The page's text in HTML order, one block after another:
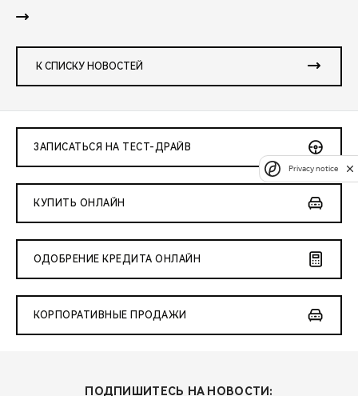
К СПИСКУ НОВОСТЕЙ
ЗАПИСАТЬСЯ НА ТЕСТ-ДРАЙВ
КУПИТЬ ОНЛАЙН
ОДОБРЕНИЕ КРЕДИТА ОНЛАЙН
КОРПОРАТИВНЫЕ ПРОДАЖИ
ПОДПИШИТЕСЬ НА НОВОСТИ:
Privacy notice